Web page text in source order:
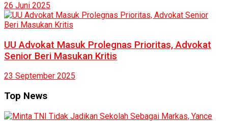
26 Juni 2025
UU Advokat Masuk Prolegnas Prioritas, Advokat
Senior Beri Masukan Kritis
23 September 2025
Top News